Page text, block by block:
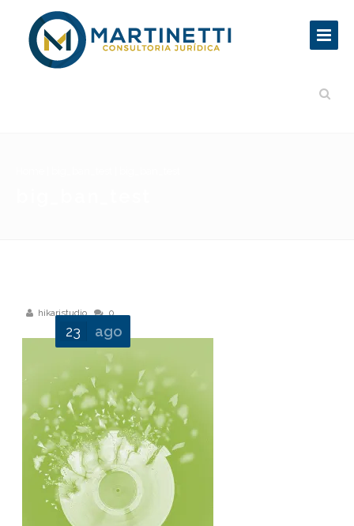
hikaristudio 0
23 ago